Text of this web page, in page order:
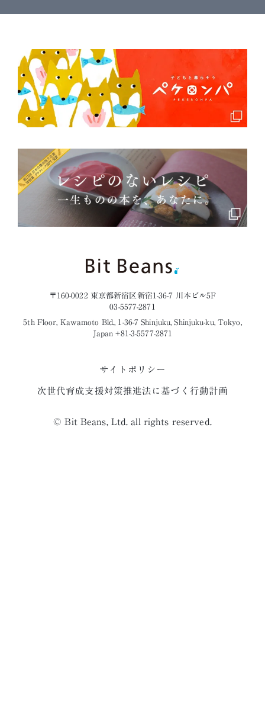
〒160-0022 東京都新宿区新宿1-36-7 川本ビル5F
03-5577-2871
5th Floor, Kawamoto Bld., 1-36-7 Shinjuku, Shinjuku-ku, Tokyo,
Japan +81-3-5577-2871
サイトポリシー
次世代育成支援対策推進法に基づく行動計画
© Bit Beans, Ltd. all rights reserved.